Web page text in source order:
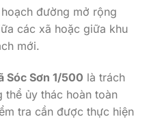
đường mở rộng
các xã hoặc giữa khu
mới.
Sóc Sơn 1/500 là trách
thể ủy thác hoàn toàn
tra cần được thực hiện